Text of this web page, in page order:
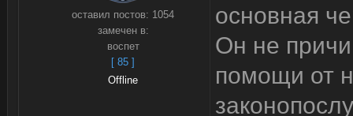
оставил постов: 1054
замечен в:
воспет
[ 85 ]
Offline
основная
Он не
помощи от